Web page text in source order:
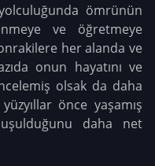
ömrünün
ve öğretmeye
her alanda ve
onun hayatını ve
olsak da daha
önce yaşamış
daha net